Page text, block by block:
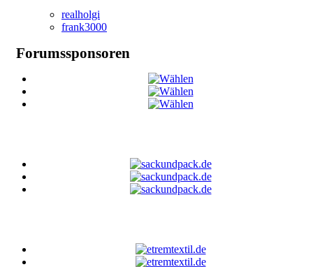
realholgi
frank3000
Forumssponsoren